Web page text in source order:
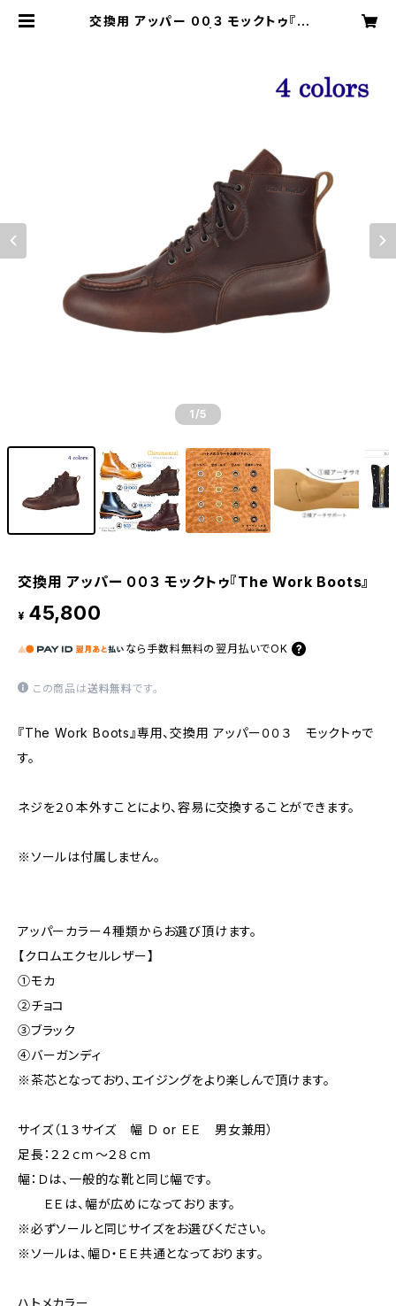
交換用 アッパー ００３ モックトゥ『T
1 /5
交換用 アッパー ００３ モックトゥ『The Work Boots』
¥ 45,800
なら 手数料無料の 翌月払いでOK
この商品は送料無料です。
『The Work Boots』専用、交換用 アッパー００３ モックトゥで
す。
ネジを２０本外すことにより、容易に交換することができます。
※ソールは付属しません。
アッパーカラー４種類からお選び頂けます。
【クロムエクセルレザー】
①モカ
②チョコ
③ブラック
④バーガンディ
※茶芯となっており、エイジングをより楽しんで頂けます。
サイズ（１３サイズ 幅 Ｄ or ＥＥ 男女兼用）
足長：２２ｃｍ～２８ｃｍ
幅：Ｄは、一般的な靴と同じ幅です。
ＥＥは、幅が広めになっております。
※必ずソールと同じサイズをお選びください。
※ソールは、幅Ｄ・ＥＥ共通となっております。
ハトメカラー